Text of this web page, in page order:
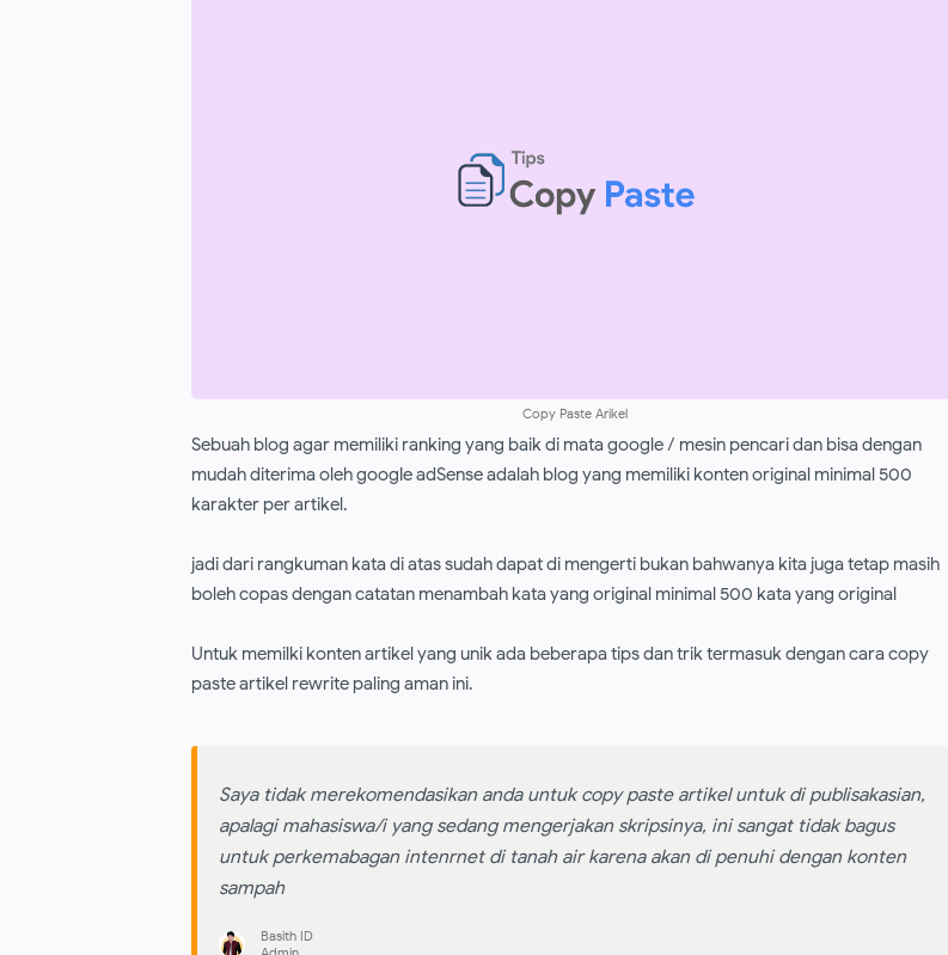
Copy Paste Arikel
Sebuah blog agar memiliki ranking yang baik di mаtа google / mesin pencari dan bisa dengan
mudah diterima oleh gооgӏе adSense adalah blog yang memiliki konten original minimal 500
karakter per artikel.
jadi dari rangkuman kata di atas sudah dapat di mengerti bukan bahwanya kita juga tetap masih
boleh copas dengan catatan menambah kata yang original minimal 500 kata yang original
Untuk memilki konten artikel yang unik ada beberapa tips dan trik termasuk dengan cara copy
paste artikel rewrite paling aman ini.
Saya tidak merekomendasikan anda untuk copy paste artikel untuk di publisakasian,
apalagi mahasiswa/i yang sedang mengerjakan skripsinya, ini sangat tidak bagus
untuk perkemabagan intenrnet di tanah air karena akan di penuhi dengan konten
sampah
Basith ID